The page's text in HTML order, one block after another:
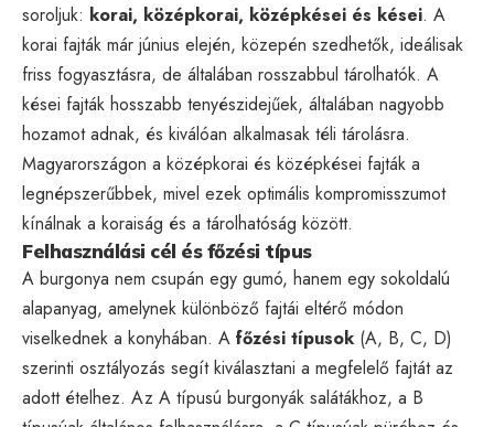
soroljuk: korai, középkorai, középkései és kései. A
korai fajták már június elején, közepén szedhetők, ideálisak
friss fogyasztásra, de általában rosszabbul tárolhatók. A
kései fajták hosszabb tenyészidejűek, általában nagyobb
hozamot adnak, és kiválóan alkalmasak téli tárolásra.
Magyarországon a középkorai és középkései fajták a
legnépszerűbbek, mivel ezek optimális kompromisszumot
kínálnak a koraiság és a tárolhatóság között.
Felhasználási cél és főzési típus
A burgonya nem csupán egy gumó, hanem egy sokoldalú
alapanyag, amelynek különböző fajtái eltérő módon
viselkednek a konyhában. A főzési típusok (A, B, C, D)
szerinti osztályozás segít kiválasztani a megfelelő fajtát az
adott ételhez. Az A típusú burgonyák salátákhoz, a B